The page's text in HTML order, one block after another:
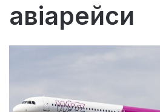
авіарейси